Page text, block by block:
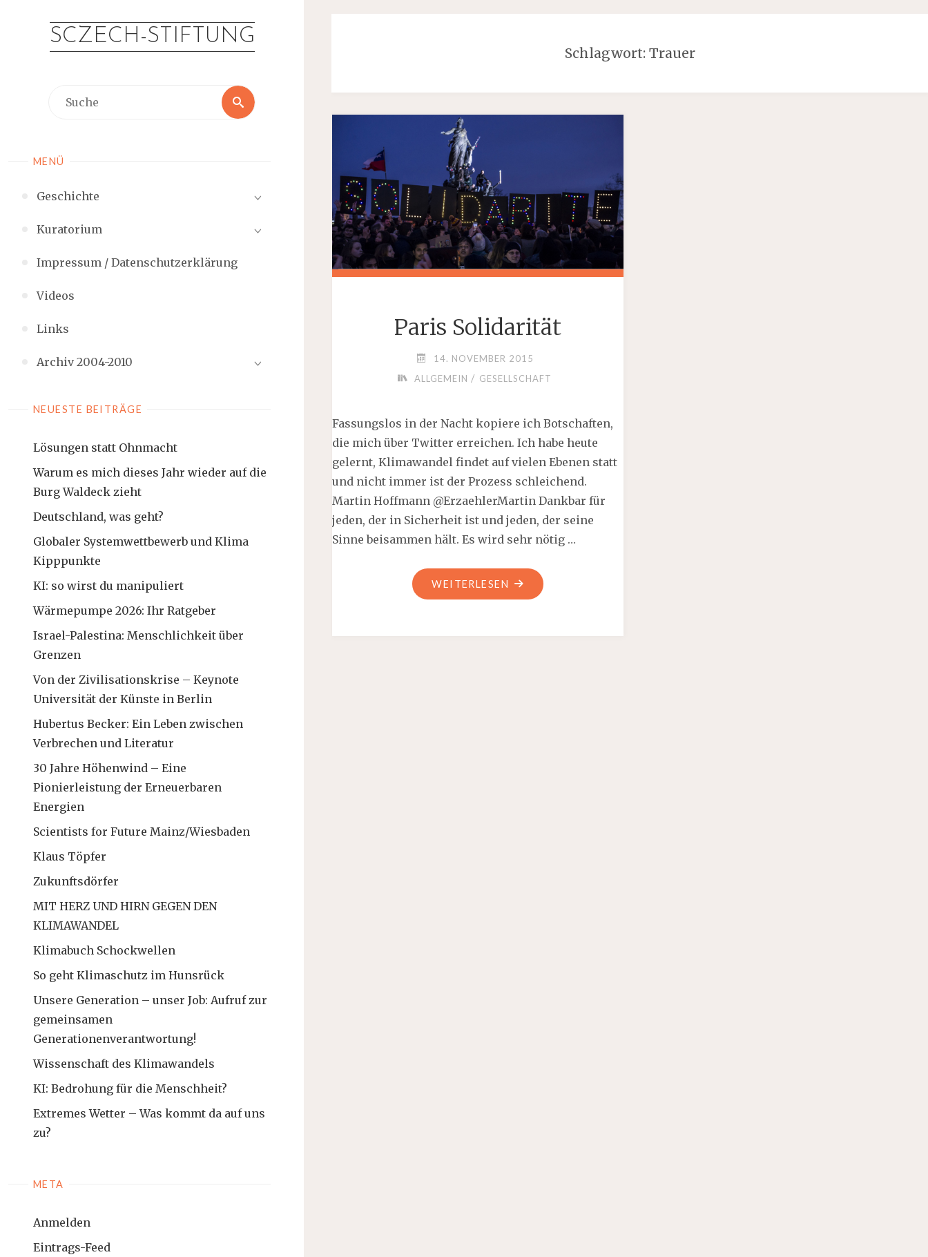
springenSCZECH-STIFTUNG
Suche
Suche
MENÜ
Geschichte
Kuratorium
Impressum / Datenschutzerklärung
Videos
Links
Archiv 2004-2010
NEUESTE BEITRÄGE
Lösungen statt Ohnmacht
Warum es mich dieses Jahr wieder auf die
Burg Waldeck zieht
Deutschland, was geht?
Globaler Systemwettbewerb und Klima
Kipppunkte
KI: so wirst du manipuliert
Wärmepumpe 2026: Ihr Ratgeber
Israel-Palestina: Menschlichkeit über
Grenzen
Von der Zivilisationskrise – Keynote
Universität der Künste in Berlin
Hubertus Becker: Ein Leben zwischen
Verbrechen und Literatur
30 Jahre Höhenwind – Eine
Pionierleistung der Erneuerbaren
Energien
Scientists for Future Mainz/Wiesbaden
Klaus Töpfer
Zukunftsdörfer
MIT HERZ UND HIRN GEGEN DEN
KLIMAWANDEL
Klimabuch Schockwellen
So geht Klimaschutz im Hunsrück
Unsere Generation – unser Job: Aufruf zur
gemeinsamen
Generationenverantwortung!
Wissenschaft des Klimawandels
KI: Bedrohung für die Menschheit?
Extremes Wetter – Was kommt da auf uns
zu?
META
Anmelden
Eintrags-Feed
Schlagwort: Trauer
Paris Solidarität
14. NOVEMBER 2015
ALLGEMEIN / GESELLSCHAFT
Fassungslos in der Nacht kopiere ich Botschaften,
die mich über Twitter erreichen. Ich habe heute
gelernt, Klimawandel findet auf vielen Ebenen statt
und nicht immer ist der Prozess schleichend.
Martin Hoffmann ‏@ErzaehlerMartin Dankbar für
jeden, der in Sicherheit ist und jeden, der seine
Sinne beisammen hält. Es wird sehr nötig …
WEITERLESEN "PARIS
SOLIDARITÄT"